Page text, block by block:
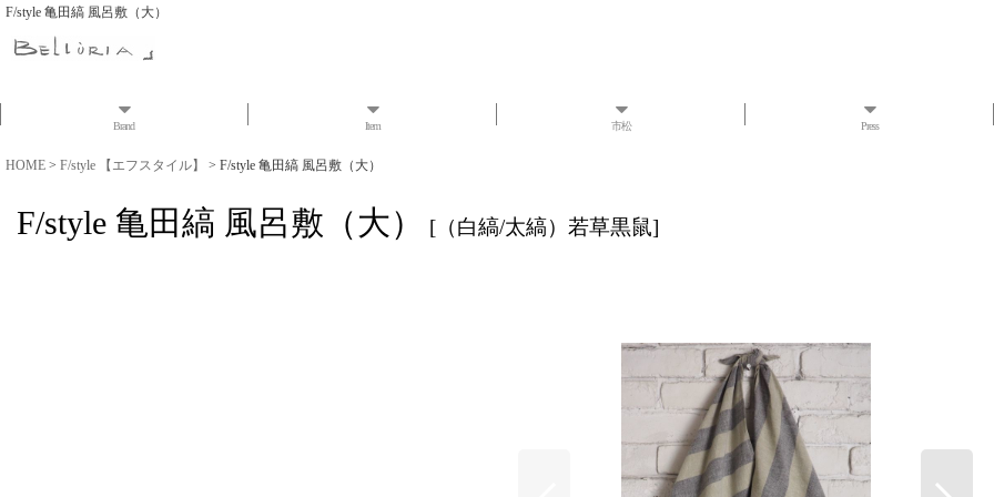
F/style 亀田縞 風呂敷（大）
Brand Item 市松 Press
HOME > F/style 【エフスタイル】 > F/style 亀田縞 風呂敷（大）
F/style 亀田縞 風呂敷（大） [ （白縞/太縞）若草黒鼠]